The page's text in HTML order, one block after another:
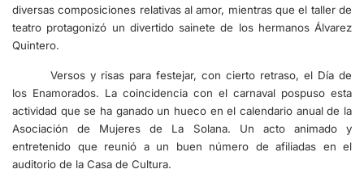
diversas composiciones relativas al amor, mientras que el taller de
teatro protagonizó un divertido sainete de los hermanos Álvarez
Quintero.
Versos y risas para festejar, con cierto retraso, el Día de
los Enamorados. La coincidencia con el carnaval pospuso esta
actividad que se ha ganado un hueco en el calendario anual de la
Asociación de Mujeres de La Solana. Un acto animado y
entretenido que reunió a un buen número de afiliadas en el
auditorio de la Casa de Cultura.